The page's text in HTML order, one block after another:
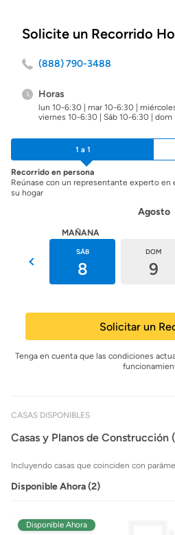
Solicite un Recorrido
(888) 790-3488
Horas
lun 10-6:30 | mar 10-6:30 |
viernes 10-6:30 | Sáb 10-6:30 | dom
1 a 1
Recorrido en persona
Reúnase con un representante experto en
su hogar
Agosto
MAÑANA
SÁB
8
DOM
9
Solicitar un
Tenga en cuenta que las condiciones
CASAS DISPONIBLES
Casas y Planos de Construcción
Incluyendo casas que coinciden con
Disponible Ahora (2)
Disponible Ahora